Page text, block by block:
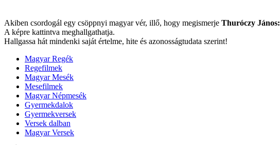
Akiben csordogál egy csöppnyi magyar vér, illő, hogy megismerje Thuróczy
A képre kattintva meghallgathatja.
Hallgassa hát mindenki saját értelme, hite és azonosságtudata szerint!
Magyar Regék
Regefilmek
Magyar Mesék
Mesefilmek
Magyar Népmesék
Gyermekdalok
Gyermekversek
Versek dalban
Magyar Versek